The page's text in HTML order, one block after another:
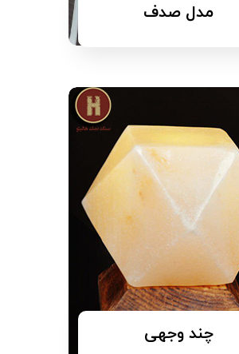
مدل صدف
چند وجهی